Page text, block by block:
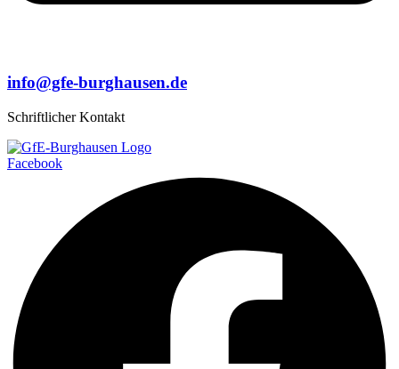
info@gfe-burghausen.de
Schriftlicher Kontakt
Facebook